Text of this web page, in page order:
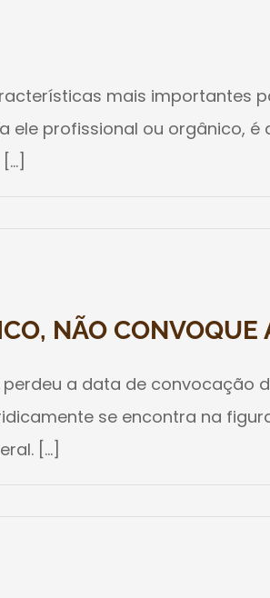
mais
ele profissional ou orgânico,
NÃO CONVOQUE
a data de
se encontra na
[...]